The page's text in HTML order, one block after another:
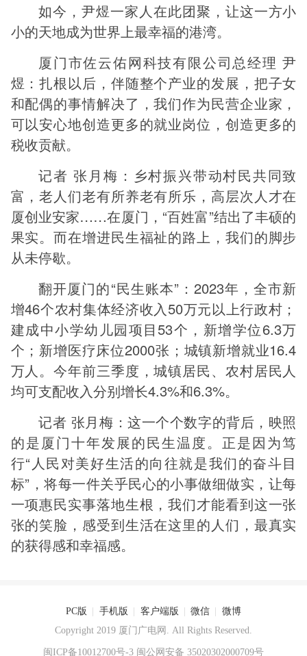
如今，尹煜一家人在此团聚，让这一方小
小的天地成为世界上最幸福的港湾。
厦门市佐云佑网科技有限公司总经理 尹
煜：扎根以后，伴随整个产业的发展，把子女
和配偶的事情解决了，我们作为民营企业家，
可以安心地创造更多的就业岗位，创造更多的
税收贡献。
记者 张月梅：乡村振兴带动村民共同致
富，老人们老有所养老有所乐，高层次人才在
厦创业安家……在厦门，“百姓富”结出了丰硕的
果实。而在增进民生福祉的路上，我们的脚步
从未停歇。
翻开厦门的“民生账本”：2023年，全市新
增46个农村集体经济收入50万元以上行政村；
建成中小学幼儿园项目53个，新增学位6.3万
个；新增医疗床位2000张；城镇新增就业16.4
万人。今年前三季度，城镇居民、农村居民人
均可支配收入分别增长4.3%和6.3%。
记者 张月梅：这一个个数字的背后，映照
的是厦门十年发展的民生温度。正是因为笃
行“人民对美好生活的向往就是我们的奋斗目
标”，将每一件关乎民心的小事做细做实，让每
一项惠民实事落地生根，我们才能看到这一张
张的笑脸，感受到生活在这里的人们，最真实
的获得感和幸福感。
PC版 | 手机版 | 客户端版 | 微信 | 微博
Copyright 2019 厦门广电网. All Rights Reserved.
闽ICP备10012700号-3 闽公网安备 35020302000709号